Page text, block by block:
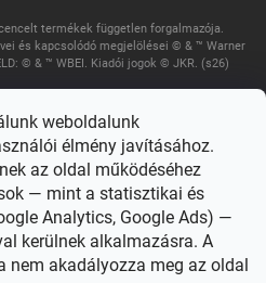
weboldalunk
élmény javításához.
az oldal működéséhez
— mint a statisztikai és
Analytics, Google Ads) —
kerülnek alkalmazásra. A
nem akadályozza meg az oldal
termékek független forgalmazója.
és kapcsolódó megjelölései © & ™ Warner
© & ™ WBEI. Kiadói jogok © JKR. (s26)
jog fenntartva.Süti beállítások